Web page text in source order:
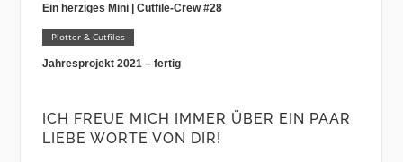
Ein herziges Mini | Cutfile-Crew #28
Plotter & Cutfiles
Jahresprojekt 2021 – fertig
ICH FREUE MICH IMMER ÜBER EIN PAAR
LIEBE WORTE VON DIR!